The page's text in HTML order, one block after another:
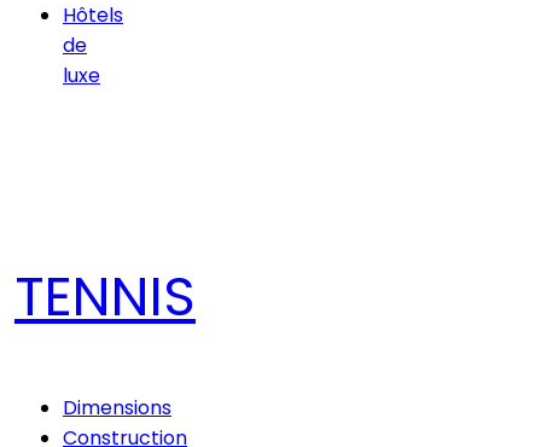
Hôtels
de
luxe
TENNIS
Dimensions
Construction